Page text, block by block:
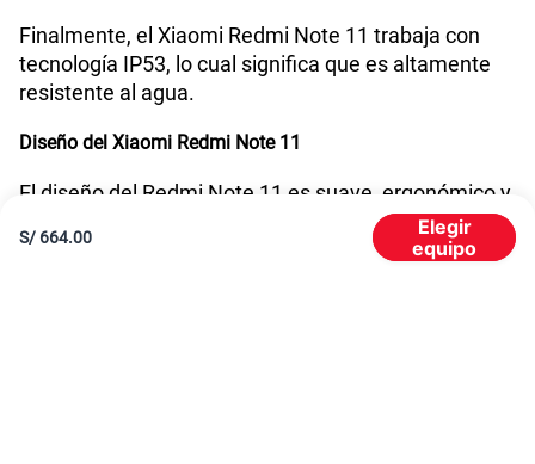
Finalmente, el Xiaomi Redmi Note 11 trabaja con
tecnología IP53, lo cual significa que es altamente
resistente al agua.
Diseño del Xiaomi Redmi Note 11
El diseño del Redmi Note 11 es suave, ergonómico y
S/ 664.00
Elegir
equipo